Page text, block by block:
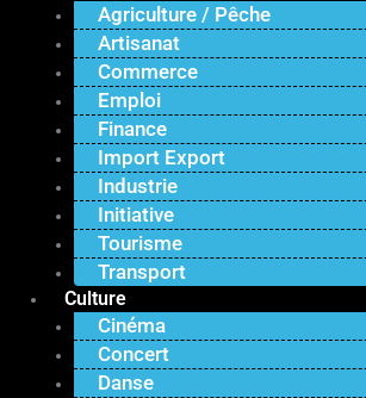
Agriculture / Pêche
Artisanat
Commerce
Emploi
Finance
Import Export
Industrie
Initiative
Tourisme
Transport
Culture
Cinéma
Concert
Danse